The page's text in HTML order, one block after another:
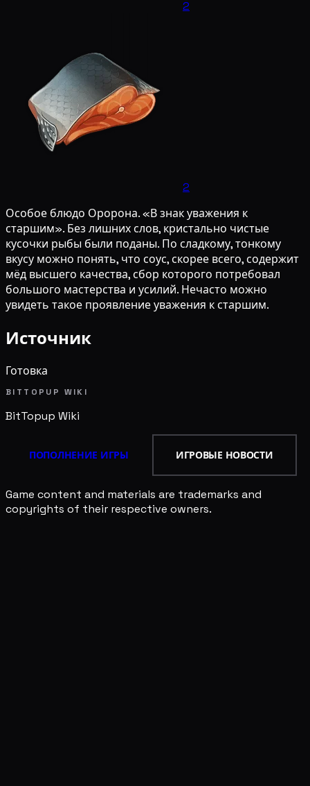
2
2
Особое блюдо Оророна. «В знак уважения к
старшим». Без лишних слов, кристально чистые
кусочки рыбы были поданы. По сладкому, тонкому
вкусу можно понять, что соус, скорее всего, содержит
мёд высшего качества, сбор которого потребовал
большого мастерства и усилий. Нечасто можно
увидеть такое проявление уважения к старшим.
Источник
Готовка
BITTOPUP WIKI
BitTopup Wiki
ПОПОЛНЕНИЕ ИГРЫ ИГРОВЫЕ НОВОСТИ
Game content and materials are trademarks and
copyrights of their respective owners.